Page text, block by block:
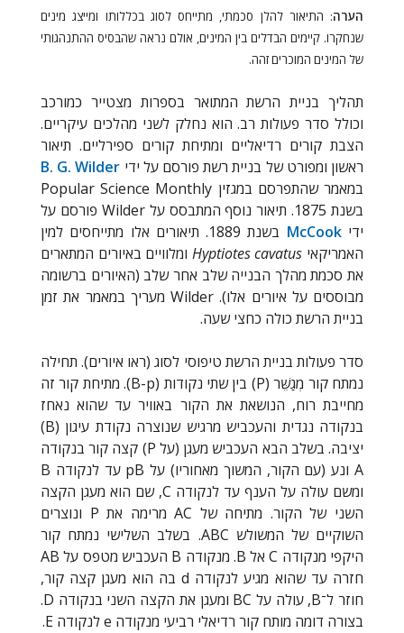
הערה: התיאור להלן סכמתי, מתייחס לסוג בכללותו ומייצג מינים
שנחקרו. קיימים הבדלים בין המינים, אולם נראה שהבסיס ההתנהגותי
של המינים המוכרים זהה.
תהליך בניית הרשת המתואר בספרות מצטייר כמורכב
וכולל סדר פעולות רב. הוא נחלק לשני מהלכים עיקריים.
הצבת קורים רדיאליים ומתיחת קורים ספירליים. תיאור
ראשון ומפורט של בניית רשת פורסם על ידי B. G. Wilder
במאמר שהתפרסם במגזין Popular Science Monthly
בשנת 1875. תיאור נוסף המתבסס על
Wilder פורסם על
ידיMcCook
בשנת 1889. תיאורים אלו מתייחסים למין
האמריקאי Hyptiotes cavatus ומלוויים באיורים המתארים
את סכמת מהלך הבנייה שלב אחר שלב (האיורים ברשומה
מבוססים על איורים אלו). Wilder מעריך במאמר את זמן
בניית הרשת כולה כחצי שעה.
סדר פעולות בניית הרשת טיפוסי לסוג (ראו איורים). תחילה
נמתח קור מְגַשֵּׁר (P) בין שתי נקודות (B-p). מתיחת קור זה
מחייבת רוח, הנושאת את הקור באוויר עד שהוא נאחז
בנקודה נגדית והעכביש מרגיש שנוצרה נקודת עיגון (B
)
יציבה. בשלב הבא העכביש מעגן (על P) קצה קור בנקודה
Aונע (עם הקור, המשוך מאחוריו) על pB עד לנקודה B
ומשם עולה על הענף עד לנקודה C, שם הוא מעגן הקצה
השני של הקור. מתיחה של ACמרימה את P ונוצרים
השוקיים של המשולש ABC. בשלב השלישי נמתח קור
היקפי מנקודה Cאל B. מנקודה B העכביש מטפס על AB
חזרה עד שהוא מגיע לנקודה d בה הוא מעגן קצה קור,
חוזר ל־B, עולה על BC ומעגן את הקצה השני בנקודה D
.
בצורה דומה מותח קור רדיאלי רביעי מנקודה eלנקודה E
.